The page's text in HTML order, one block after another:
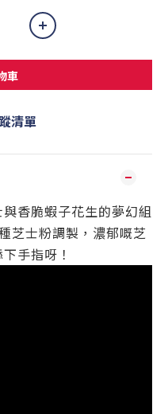
車
清單
香脆蝦子花生的夢幻組
芝士粉調製，濃郁嘅芝
手指呀！